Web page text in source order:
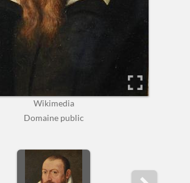
Wikimedia
Domaine public